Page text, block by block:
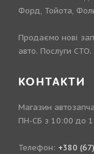
Форд, Тойота,
Продаємо нові
авто. Послуги СТО.
КОНТАКТИ
Магазин
ПН-СБ з 10:00 до
Телефон: +380